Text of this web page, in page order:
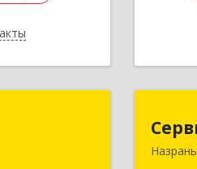
Дербент г,
Назрань